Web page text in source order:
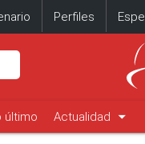
Perfiles
último Actualidad arrow_drop_down